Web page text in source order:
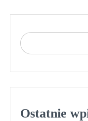
Ostatnie